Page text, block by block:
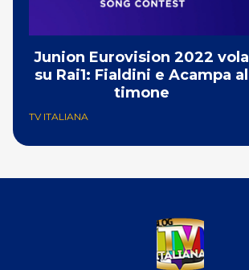
Junion Eurovision 2022 vola
su Rai1: Fialdini e Acampa al
timone
TV ITALIANA